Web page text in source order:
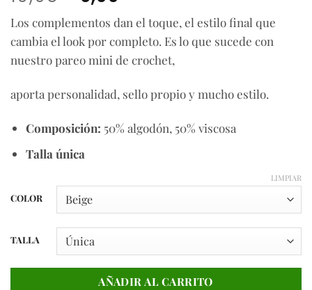
precio
original
era:
10,95€.
actual
es:
6,00€.
Los complementos dan el toque, el estilo final que
cambia el look por completo. Es lo que sucede con
nuestro pareo mini de crochet,
aporta personalidad, sello propio y mucho estilo.
Composición: 50% algodón, 50% viscosa
Talla única
COLOR
TALLA
LIMPIAR
AÑADIR AL CARRITO